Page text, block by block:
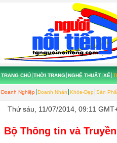
TRANG CHỦ THỜI TRANG NGHỆ THUẬT XẾ
Doanh Nghiệp Doanh Nhân Khỏe-Đẹp Sản
Thứ sáu, 11/07/2014, 09:11
Bộ Thông tin và